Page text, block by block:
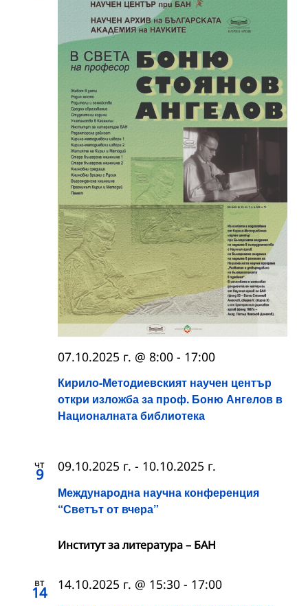
Кирило-Методиевският научен център
откри изложба за проф. Боню Ангелов в
Националната библиотека
07.10.2025 г. @ 8:00 - 17:00
чт
9
Международна научна конференция
“Светът от вчера”
09.10.2025 г. - 10.10.2025 г.
Институт за литература – БАН
вт
14 14.10.2025 г. @ 15:30 - 17:00